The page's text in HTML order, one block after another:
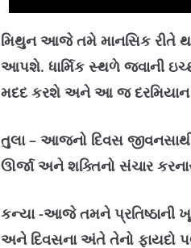
મિથુન આજે તમે માનસિક રીતે
આપશે. ધાર્મિક સ્‍થળે જવાની
મદદ કરશે અને આ જ દરમિયાન
તુલા – આજનો દિવસ
ઊર્જા અને શક્તિનો સંચાર
કન્યા -આજે તમને પ્રતિષ્ઠાની
અને દિવસના અંતે તેનો ફાયદો